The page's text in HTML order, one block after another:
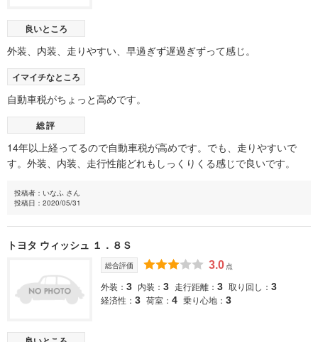
良いところ
外装、内装、走りやすい、早過ぎず遅過ぎずって感じ。
イマイチなところ
自動車税がちょっと高めです。
総評
14年以上経ってるので自動車税が高めです。でも、走りやすいで
す。外装、内装、走行性能どれもしっくりくる感じで良いです。
投稿者：いなふ さん
投稿日：2020/05/31
トヨタ ウィッシュ １．８Ｓ
総合評価 3.0 点
外装： 3 内装： 3 走行距離： 3 取り回し： 3
経済性： 3 荷室： 4 乗り心地： 3